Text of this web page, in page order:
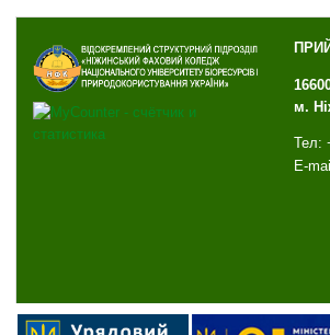
м.
Тел:
E-